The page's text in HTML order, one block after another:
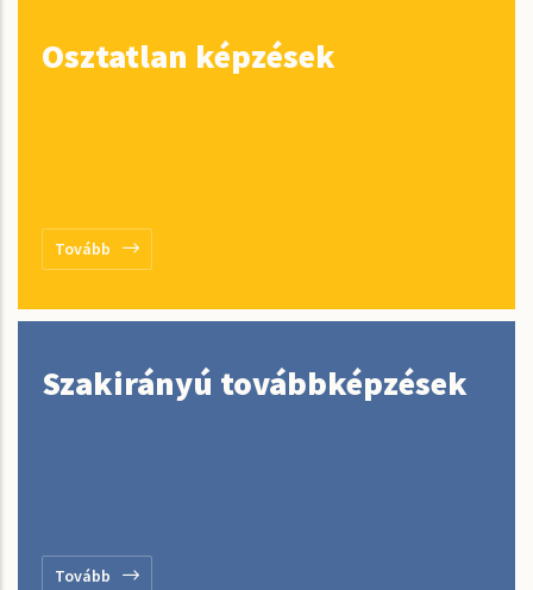
Osztatlan képzések
Tovább
Szakirányú továbbképzések
Tovább